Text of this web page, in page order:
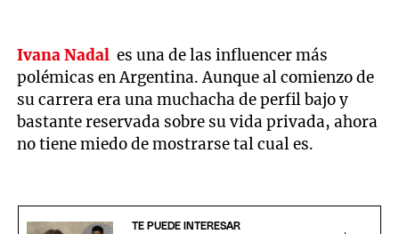
Ivana Nadal es una de las influencer más
polémicas en Argentina. Aunque al comienzo de
su carrera era una muchacha de perfil bajo y
bastante reservada sobre su vida privada, ahora
no tiene miedo de mostrarse tal cual es.
TE PUEDE INTERESAR